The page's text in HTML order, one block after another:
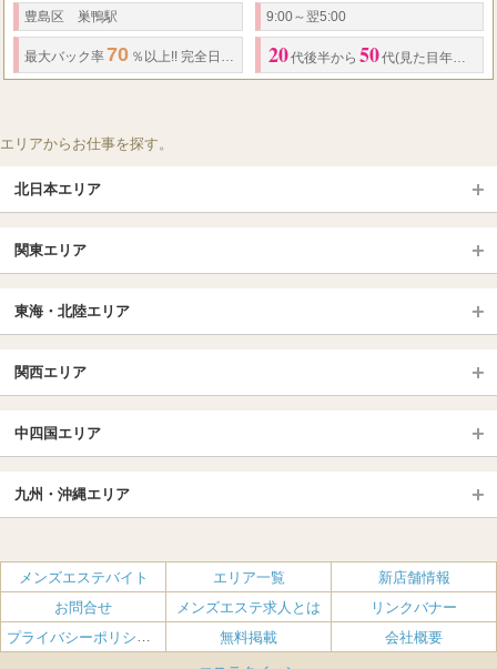
豊島区 巣鴨駅 9:00～翌5:00
最大バック率70 ％以上!! 完全日払い制 ・歩合給(60 ～ 70%以上) 本指名料
20代後半から 50代(見た目年齢なども)
エリアからお仕事を探す。
北日本エリア
北海道（札幌・旭川・函館）
青森
岩手 (盛岡・北上)
福島 (いわき・郡山)
山形
長野・松本・上田
群馬（伊勢崎・高崎・前橋）
関東エリア
大宮・浦和・川口
越谷・春日部
千葉TOP
松戸・柏
池袋・大塚
新宿
恵比寿・目黒・自由が丘
赤坂・麻布・六本木
品川・五反田・蒲田
銀座・東京・新橋
飯田橋・水道橋・市ヶ谷
神田・秋葉原・人形町
東海・北陸エリア
愛知（名古屋）
岐阜県
北陸
名古屋TOP
丸の内・久屋・高岳
大須・上前津・鶴舞
新栄町・東新町
千種・今池・黒川・大曽根
金山・熱田
一宮・津島・小牧
関西エリア
京都駅・伏見区
烏丸御池駅
四条烏丸・河原町・祇園四条
三条・京都市役所前
大阪エリア
梅田・北新地
肥後橋・淀屋橋・北浜
南森町・天満・京橋
日本橋（大阪市）
中四国エリア
広島
岡山
香川（高松）
愛媛（松山）
徳島
高知
九州・沖縄エリア
福岡
佐賀
長崎
熊本
大分
鹿児島
メンズエステバイト エリア一覧
新店舗情報
お問合せ
メンズエステ求人とは
リンクバナー
プライバシーポリシー・利用規約
無料掲載 会社概要